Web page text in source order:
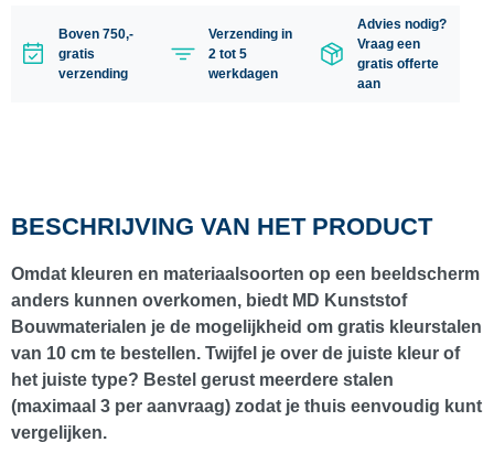
Boven 750,-
gratis
verzending
Verzending in
2 tot 5
werkdagen
Advies nodig?
Vraag een
gratis offerte
aan
BESCHRIJVING VAN HET PRODUCT
Omdat kleuren en materiaalsoorten op een beeldscherm
anders kunnen overkomen, biedt MD Kunststof
Bouwmaterialen je de mogelijkheid om gratis kleurstalen
van 10 cm te bestellen. Twijfel je over de juiste kleur of
het juiste type? Bestel gerust meerdere stalen
(maximaal 3 per aanvraag) zodat je thuis eenvoudig kunt
vergelijken.